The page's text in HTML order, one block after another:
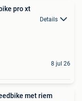
pro xt
Details
8 jul 26
met riem